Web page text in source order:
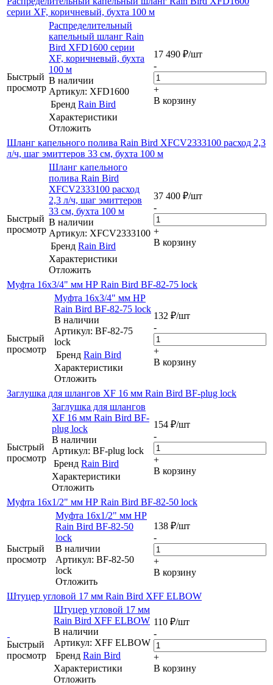
серии XF, коричневый, бухта 100 м
Быстрый
просмотр
Распределительный
капельный шланг Rain
Bird XFD1600 серии
XF, коричневый, бухта
100 м
В наличии
Артикул: XFD1600
Бренд Rain Bird
Характеристики
Отложить
17 490 ₽/шт
-
+
В корзину
Шланг капельного полива Rain Bird XFCV2333100 расход 2,3
л/ч, шаг эмиттеров 33 см, бухта 100 м
Быстрый
просмотр
Шланг капельного
полива Rain Bird
XFCV2333100 расход
2,3 л/ч, шаг эмиттеров
33 см, бухта 100 м
В наличии
Артикул: XFCV2333100
Бренд Rain Bird
Характеристики
Отложить
37 400 ₽/шт
-
+
В корзину
Муфта 16х3/4" мм НР Rain Bird BF-82-75 lock
Быстрый
просмотр
Муфта 16х3/4" мм НР
Rain Bird BF-82-75 lock
В наличии
Артикул: BF-82-75
lock
Бренд Rain Bird
Характеристики
Отложить
132 ₽/шт
-
+
В корзину
Заглушка для шлангов XF 16 мм Rain Bird BF-plug lock
Быстрый
просмотр
Заглушка для шлангов
XF 16 мм Rain Bird BF-
plug lock
В наличии
Артикул: BF-plug lock
Бренд Rain Bird
Характеристики
Отложить
154 ₽/шт
-
+
В корзину
Муфта 16х1/2" мм НР Rain Bird BF-82-50 lock
Быстрый
просмотр
Муфта 16х1/2" мм НР
Rain Bird BF-82-50
lock
В наличии
Артикул: BF-82-50
lock
Отложить
138 ₽/шт
-
+
В корзину
Штуцер угловой 17 мм Rain Bird XFF ELBOW
Быстрый
просмотр
Штуцер угловой 17 мм
Rain Bird XFF ELBOW
В наличии
Артикул: XFF ELBOW
Бренд Rain Bird
Характеристики
Отложить
110 ₽/шт
-
+
В корзину